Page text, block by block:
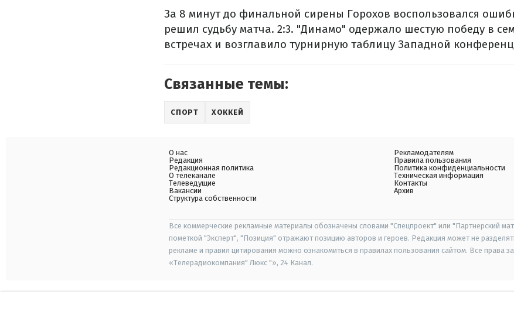
За 8 минут до финальной сирены Горохов воспользовался
решил судьбу матча. 2:3. "Динамо" одержало шестую победу в
встречах и возглавило турнирную таблицу Западной
Связанные темы:
СПОРТ ХОККЕЙ
О нас
Редакция
Редакционная политика
О телеканале
Телеведущие
Вакансии
Структура собственности
Рекламодателям
Правила пользования
Политика конфиденциальности
Техническая информация
Контакты
Архив
Все коммерческие рекламные материалы обозначены словами "Спецпроект" или "Партнерский
пометкой "Эксперт", "Позиция" отражают позицию авторов и героев. Редакция может не
рекламе и правил цитирования можно ознакомиться в правилах пользования сайтом. Все
«Телерадиокомпания" Люкс "», 24 Канал.